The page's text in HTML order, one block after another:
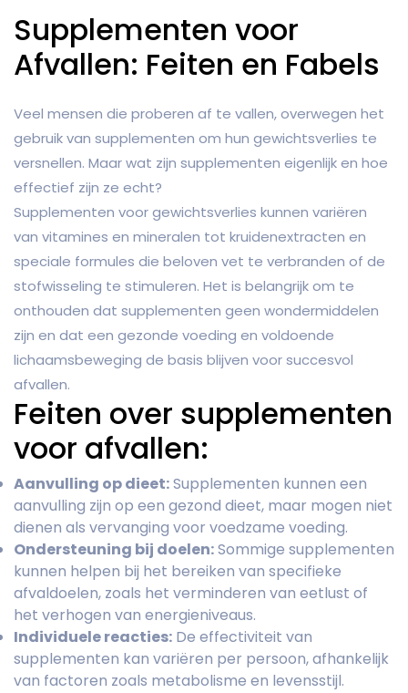
Supplementen voor
Afvallen: Feiten en Fabels
Veel mensen die proberen af te vallen, overwegen het
gebruik van supplementen om hun gewichtsverlies te
versnellen. Maar wat zijn supplementen eigenlijk en hoe
effectief zijn ze echt?
Supplementen voor gewichtsverlies kunnen variëren
van vitamines en mineralen tot kruidenextracten en
speciale formules die beloven vet te verbranden of de
stofwisseling te stimuleren. Het is belangrijk om te
onthouden dat supplementen geen wondermiddelen
zijn en dat een gezonde voeding en voldoende
lichaamsbeweging de basis blijven voor succesvol
afvallen.
Feiten over supplementen
voor afvallen:
Aanvulling op dieet:Supplementen kunnen een
aanvulling zijn op een gezond dieet, maar mogen niet
dienen als vervanging voor voedzame voeding.
Ondersteuning bij doelen:Sommige supplementen
kunnen helpen bij het bereiken van specifieke
afvaldoelen, zoals het verminderen van eetlust of
het verhogen van energieniveaus.
Individuele reacties: De effectiviteit van
supplementen kan variëren per persoon, afhankelijk
van factoren zoals metabolisme en levensstijl.